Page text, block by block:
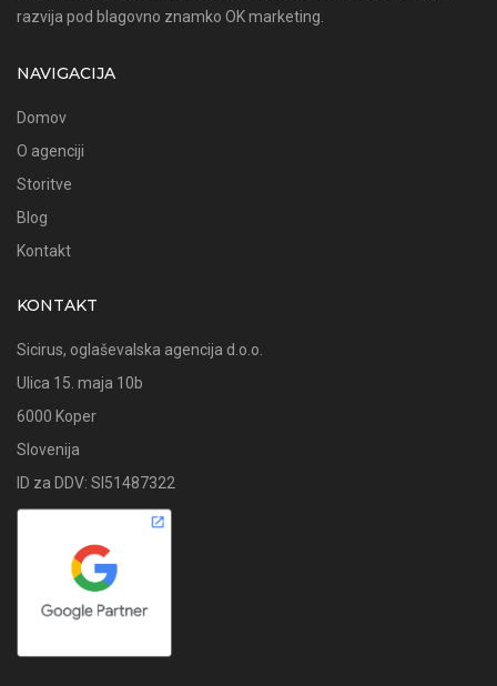
razvija pod blagovno znamko OK marketing.
NAVIGACIJA
Domov
O agenciji
Storitve
Blog
Kontakt
KONTAKT
Sicirus, oglaševalska agencija d.o.o.
Ulica 15. maja 10b
6000 Koper
Slovenija
ID za DDV: SI51487322